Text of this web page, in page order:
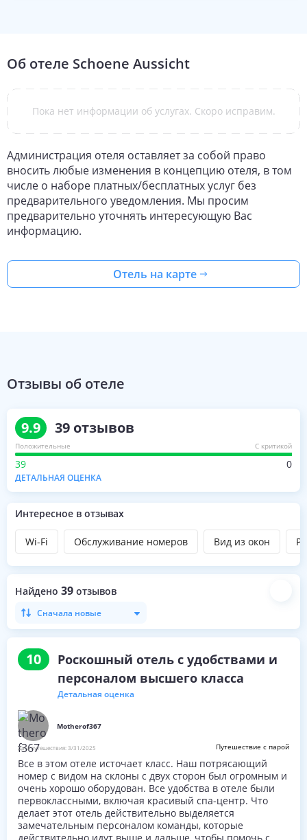
Об отеле Schoene Aussicht
Пока нет информации об услугах. Скоро исправим.
Администрация отеля оставляет за собой право
вносить любые изменения в концепцию отеля, в том
числе о наборе платных/бесплатных услуг без
предварительного уведомления. Мы просим
предварительно уточнять интересующую Вас
информацию.
Отель на карте
Отзывы об отеле
9.9 39 отзывов
Положительные С критикой
39 0
ДЕТАЛЬНАЯ ОЦЕНКА
Интересное в отзывах
Wi-Fi Обслуживание номеров Вид из окон
Найдено 39 отзывов
Сначала новые
10
Роскошный отель с удобствами и
персоналом высшего класса
Детальная оценка
Motherof367
Дата путешествия: 3/31/2025 Путешествие с парой
Все в этом отеле источает класс. Наш потрясающий
номер с видом на склоны с двух сторон был огромным и
очень хорошо оборудован. Все удобства в отеле были
первоклассными, включая красивый спа-центр. Что
делает этот отель действительно выделяется
замечательным персоналом команды, которые